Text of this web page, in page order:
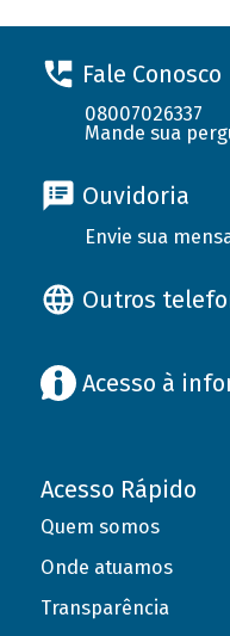
Fale Conosco
08007026337
Mande sua
Ouvidoria
Envie sua
Outros
Acesso à
Acesso Rápido
Quem somos
Onde atuamos
Transparência